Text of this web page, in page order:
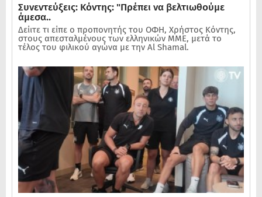
Συνεντεύξεις: Κόντης: "Πρέπει να βελτιωθούμε
άμεσα..
Δείιτε τι είπε ο προπονητής του ΟΦΗ, Χρήστος Κόντης,
στους απεσταλμένους των ελληνικών ΜΜΕ, μετά το
τέλος του φιλικού αγώνα με την Al Shamal.